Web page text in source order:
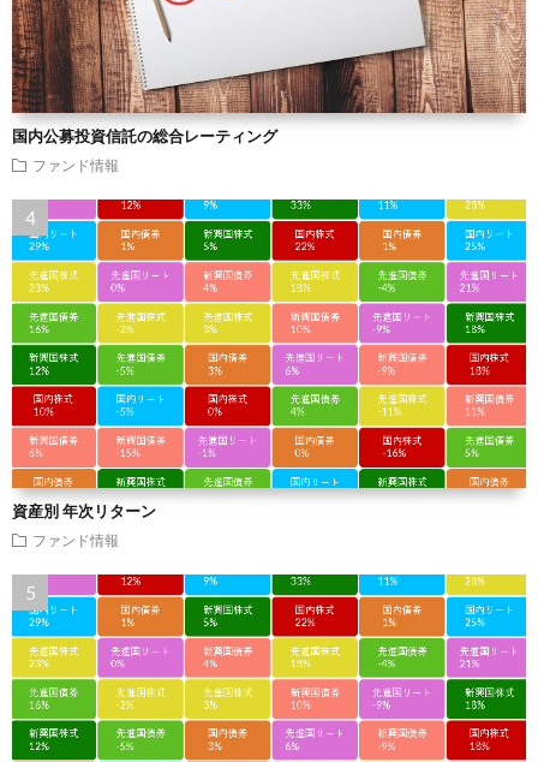
国内公募投資信託の総合レーティング
ファンド情報
資産別 年次リターン
ファンド情報